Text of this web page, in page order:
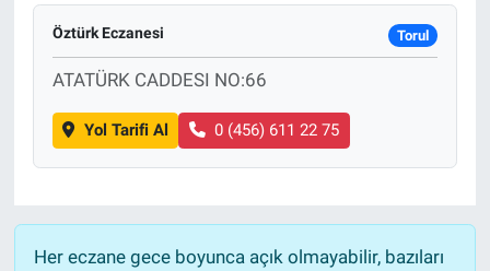
Öztürk Eczanesi Torul
ATATÜRK CADDESI NO:66
Yol Tarifi Al 0 (456) 611 22 75
Her eczane gece boyunca açık olmayabilir, bazıları